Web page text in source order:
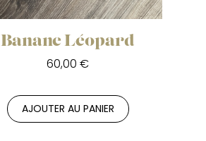
Banane Léopard
60,00 €
AJOUTER AU PANIER